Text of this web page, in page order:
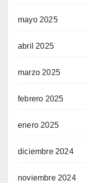
mayo 2025
abril 2025
marzo 2025
febrero 2025
enero 2025
diciembre 2024
noviembre 2024